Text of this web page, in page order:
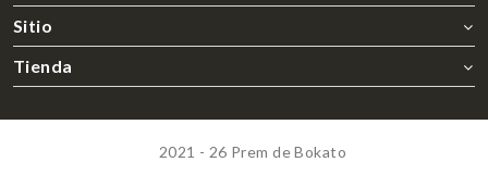
Sitio
Tienda
2021 - 26 Prem de Bokato